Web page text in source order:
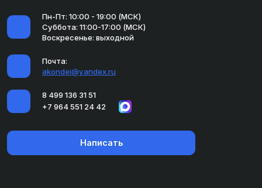
Пн-Пт: 10:00 - 19:00 (МСК)
Суббота: 11:00-17:00 (МСК)
Воскресенье: выходной
Почта:
akondei@yandex.ru
8 499 136 31 51
+7 964 551 24 42
Написать